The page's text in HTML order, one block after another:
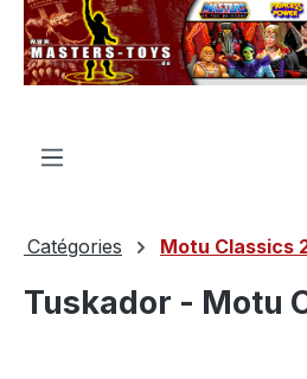
principal
Catégories Motu Classics
Tuskador - Motu